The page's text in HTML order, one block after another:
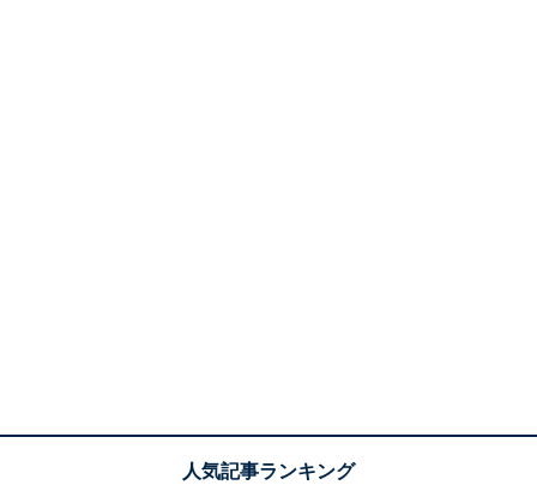
一方で、約7人に1人は推し活にかける月平均額が1000円